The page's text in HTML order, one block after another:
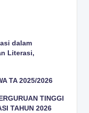
dalam
Literasi,
TA 2025/2026
TINGGI
TAHUN 2026